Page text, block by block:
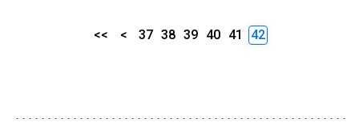
<< < 37 38 39 40 41 42